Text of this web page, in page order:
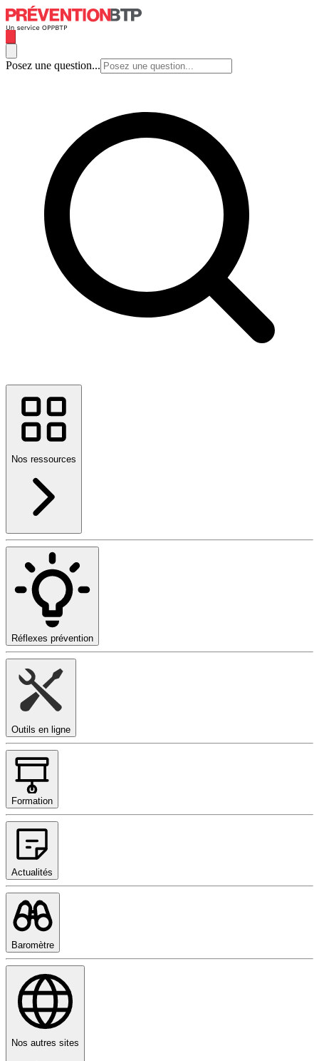
Posez une question...
Nos ressources
Réflexes prévention
Outils en ligne
Formation
Actualités
Baromètre
Nos autres sites